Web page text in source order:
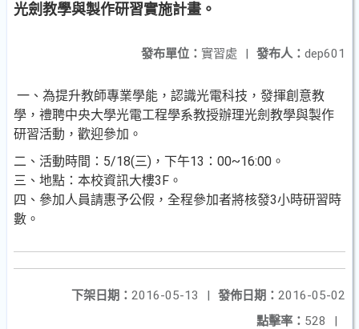
光劍教學與製作研習實施計畫。
發布人： dep601
發布單位： 實習處 |
一、為提升教師專業學能，認識光電科技，發揮創意教
學，禮聘中央大學光電工程學系教授辦理光劍教學與製作
研習活動，歡迎參加。
二、活動時間：5/18(三)，下午13：00~16:00。
三、地點：本校資訊大樓3F。
四、參加人員請惠予公假，全程參加者將核發3小時研習時
數。
發佈日期： 2016-05-02
下架日期： 2016-05-13
|
點擊率： 528 |